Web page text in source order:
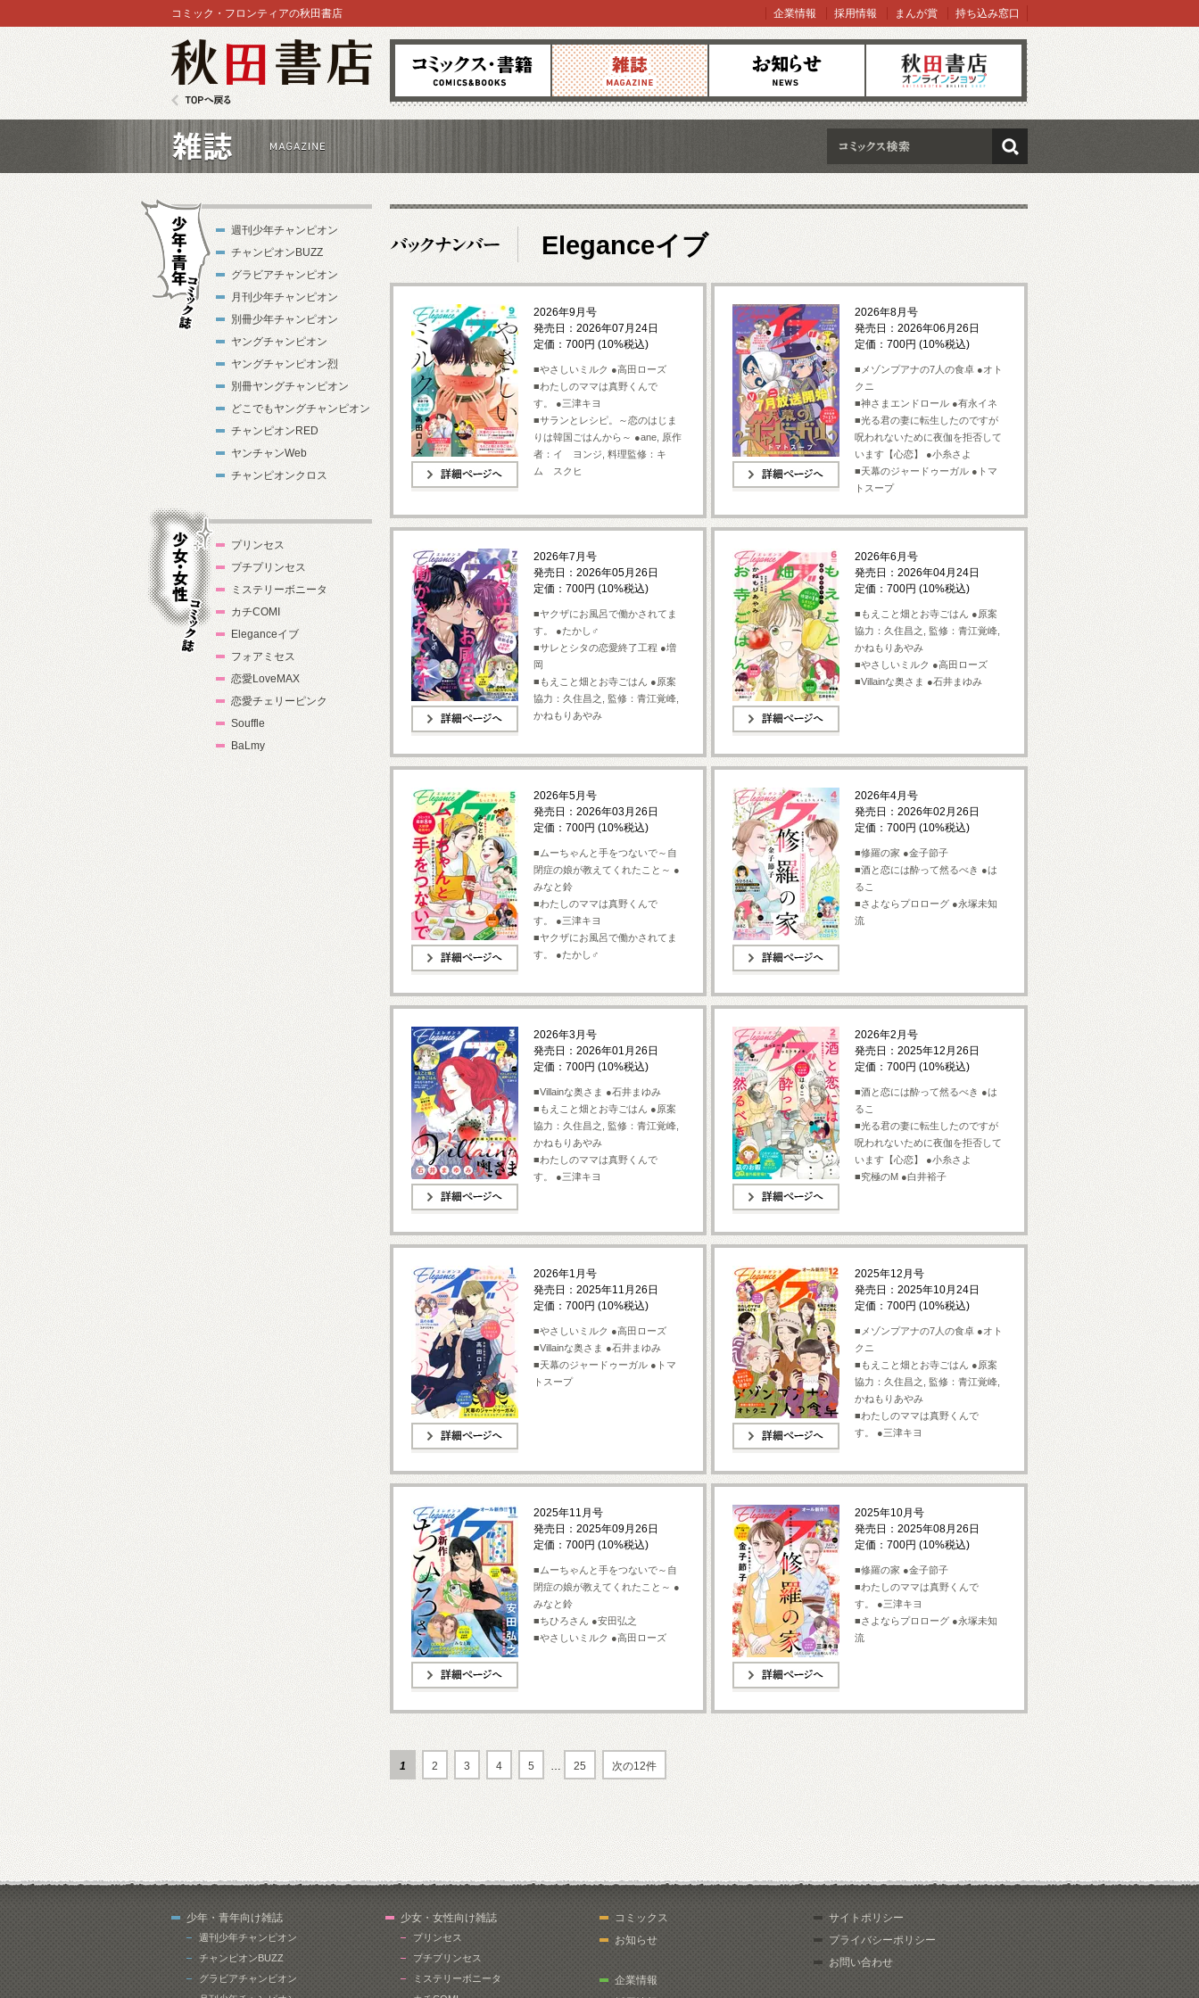
秋田書店
コミックス 雑誌 お知らせ オンラインショップ
TOPへ戻る
コミック・フロンティアの秋田書店 企業情報 採用情報 まんが賞 持ち込み窓口
検索
Eleganceイブ
2026年9月号
発売日：2026年07月24日
定価：700円 (10%税込)
■やさしいミルク ●高田ローズ
■わたしのママは真野くんで
す。 ●三津キヨ
■サランとレシピ。～恋のはじま
りは韓国ごはんから～ ●ane, 原作
者：イ ヨンジ, 料理監修：キ
ム スクヒ
2026年8月号
発売日：2026年06月26日
定価：700円 (10%税込)
■メゾンプアナの7人の食卓 ●オト
クニ
■神さまエンドロール ●有永イネ
■光る君の妻に転生したのですが
呪われないために夜伽を拒否して
います【心恋】 ●小糸さよ
■天幕のジャードゥーガル ●トマ
トスープ
2026年7月号
発売日：2026年05月26日
定価：700円 (10%税込)
■ヤクザにお風呂で働かされてま
す。 ●たかし♂
■サレとシタの恋愛終了工程 ●増
岡
■もえこと畑とお寺ごはん ●原案
協力：久住昌之, 監修：青江覚峰,
かねもりあやみ
2026年6月号
発売日：2026年04月24日
定価：700円 (10%税込)
■もえこと畑とお寺ごはん ●原案
協力：久住昌之, 監修：青江覚峰,
かねもりあやみ
■やさしいミルク ●高田ローズ
■Villainな奥さま ●石井まゆみ
2026年5月号
発売日：2026年03月26日
定価：700円 (10%税込)
■ムーちゃんと手をつないで～自
閉症の娘が教えてくれたこと～ ●
みなと鈴
■わたしのママは真野くんで
す。 ●三津キヨ
■ヤクザにお風呂で働かされてま
す。 ●たかし♂
2026年4月号
発売日：2026年02月26日
定価：700円 (10%税込)
■修羅の家 ●金子節子
■酒と恋には酔って然るべき ●は
るこ
■さよならプロローグ ●永塚未知
流
2026年3月号
発売日：2026年01月26日
定価：700円 (10%税込)
■Villainな奥さま ●石井まゆみ
■もえこと畑とお寺ごはん ●原案
協力：久住昌之, 監修：青江覚峰,
かねもりあやみ
■わたしのママは真野くんで
す。 ●三津キヨ
2026年2月号
発売日：2025年12月26日
定価：700円 (10%税込)
■酒と恋には酔って然るべき ●は
るこ
■光る君の妻に転生したのですが
呪われないために夜伽を拒否して
います【心恋】 ●小糸さよ
■究極のM ●白井裕子
2026年1月号
発売日：2025年11月26日
定価：700円 (10%税込)
■やさしいミルク ●高田ローズ
■Villainな奥さま ●石井まゆみ
■天幕のジャードゥーガル ●トマ
トスープ
2025年12月号
発売日：2025年10月24日
定価：700円 (10%税込)
■メゾンプアナの7人の食卓 ●オト
クニ
■もえこと畑とお寺ごはん ●原案
協力：久住昌之, 監修：青江覚峰,
かねもりあやみ
■わたしのママは真野くんで
す。 ●三津キヨ
2025年11月号
発売日：2025年09月26日
定価：700円 (10%税込)
■ムーちゃんと手をつないで～自
閉症の娘が教えてくれたこと～ ●
みなと鈴
■ちひろさん ●安田弘之
■やさしいミルク ●高田ローズ
2025年10月号
発売日：2025年08月26日
定価：700円 (10%税込)
■修羅の家 ●金子節子
■わたしのママは真野くんで
す。 ●三津キヨ
■さよならプロローグ ●永塚未知
流
1 2 3 4 5 … 25 次の12件
週刊少年チャンピオン
チャンピオンBUZZ
グラビアチャンピオン
月刊少年チャンピオン
別冊少年チャンピオン
ヤングチャンピオン
ヤングチャンピオン烈
別冊ヤングチャンピオン
どこでもヤングチャンピオン
チャンピオンRED
ヤンチャンWeb
チャンピオンクロス
少女・女性コ
プリンセス
プチプリンセス
ミステリーボニータ
カチCOMI
Eleganceイブ
フォアミセス
恋愛LoveMAX
恋愛チェリーピンク
Souffle
BaLmy
少年・青年向け雑誌
週刊少年チャンピオン
チャンピオンBUZZ
グラビアチャンピオン
少女・女性向け雑誌
プリンセス
プチプリンセス
ミステリーボニータ
コミックス
お知らせ
企業情報
サイトポリシー
プライバシーポリシー
お問い合わせ